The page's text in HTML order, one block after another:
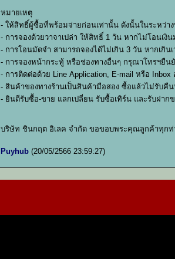
หมายเหตุ
- ให้สิทธิ์ผู้ซื้อที่พร้อมจ่ายก่อนเท่านั้น ดังนั้นในระหว่า
- การจองด้วยวาจาเปล่า ให้สิทธิ์ 1 วัน หากไม่โอนเ
- การโอนมัดจำ สามารถจองได้ไม่เกิน 3 วัน หากเกิน
- การจองหน้ากระทู้ หรือช่องทางอื่นๆ กรุณาโทรฯยืน
- การติดต่อด้วย Line Application, E-mail หรือ
- สินค้าของทางร้านเป็นสินค้ามือสอง ซื้อแล้วไม่รับ
- ยินดีรับซื้อ-ขาย แลกเปลี่ยน รับซื้อเทิร์น และรับฝาก
บริษัท ชินกฤต อิเลค จำกัด ขอขอบพระคุณลูกค้าทุก
Puyhub (20/05/2566 23:59:27)